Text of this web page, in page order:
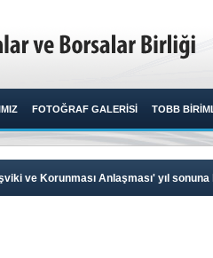
FOTOĞRAF GALERİSİ TOBB
ve Korunması Anlaşması' yıl